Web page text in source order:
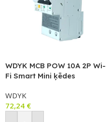
WDYK MCB POW 10A 2P Wi-
Fi Smart Mini ķēdes
mērītāju un pārslodzes
aizsardzību (maks. 10A,
WDYK
72,24 €